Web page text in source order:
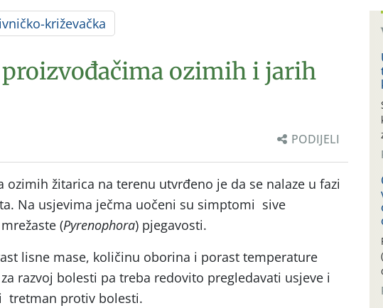
križevačka
proizvođačima ozimih i jarih
PODIJELI
ozimih žitarica na terenu utvrđeno je da se nalaze u fazi
Na usjevima ječma uočeni su simptomi sive
(Pyrenophora) pjegavosti.
lisne mase, količinu oborina i porast temperature
razvoj bolesti pa treba redovito pregledavati usjeve i
tretman protiv bolesti.